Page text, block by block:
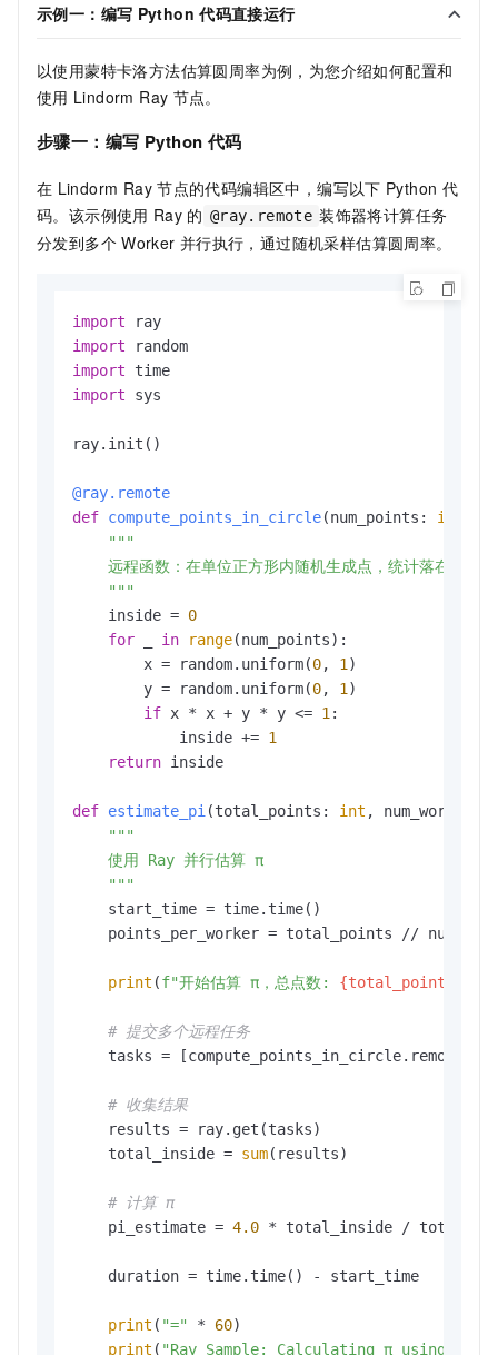
示例一：编写 Python 代码直接运行
以使用蒙特卡洛方法估算圆周率为例，为您介绍如何配置和
使用 Lindorm Ray 节点。
步骤一：编写 Python 代码
在 Lindorm Ray 节点的代码编辑区中，编写以下 Python 代
码。该示例使用 Ray 的 @ray.remote 装饰器将计算任务
分发到多个 Worker 并行执行，通过随机采样估算圆周率。
import
import
import
import sys
ray.init()
@ray.remote
def compute_points_in_circle(num_points: int
"""
远程函数：在单位正方形内随机生成点，统计落在单位
    """
    inside =
0
for
in range(num_points):
        x = random.uniform(
0, 1 )
        y = random.uniform(
0, 1 )
if x * x + y * y <= 1 :
            inside +=
1
return inside
def estimate_pi (total_points: int , num_workers:
"""
    使用 Ray 并行估算 π
    """
    start_time = time.time()
points_per_worker = total_points //
print (f"开始估算 π，总点数: {total_points:,}
# 提交多个远程任务
tasks =
# 收集结果
    results = ray.get(tasks)
    total_inside =
sum(results)
# 计算 π
    pi_estimate =
4.0 * total_inside /
    duration = time.time() - start_time
print ( "=" * 60)
print ( "Ray Sample: Calculating π using